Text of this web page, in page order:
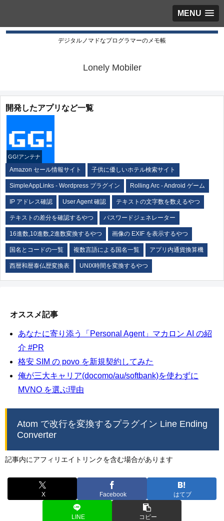
MENU
デジタルノマドなプログラマーのメモ帳
Lonely Mobiler
開発したアプリなど一覧
GG!アンテナ
Amazon セール情報サイト 子供に優しいホテル検索サイト
SimpleAppLinks - Wordpress プラグイン Rolling Arc - Android ゲーム
IP アドレス確認 User Agent 確認 テキストの文字数を数えるやつ
テキストの差分を確認するやつ パスワードジェネレーター
16進数,10進数,2進数変換するやつ 画像の EXIF を表示するやつ
国名とコードの一覧 複数言語による国名一覧 アプリ内通貨換算機
西暦和暦泰仏歴変換表 UNIX時間を変換するやつ
オススメ記事
あなたに寄り添う「Personal Agent」マカロン AI の紹
介 #PR
格安 SIM の povo を新規契約してみた
俺が三大キャリア(docomo/au/softbank)を使わずに
MVNO を選ぶ理由
Atom で改行を変換するプラグイン Line Ending
Converter
記事内にアフィリエイトリンクを含む場合があります
X Facebook はてブ
LINE コピー